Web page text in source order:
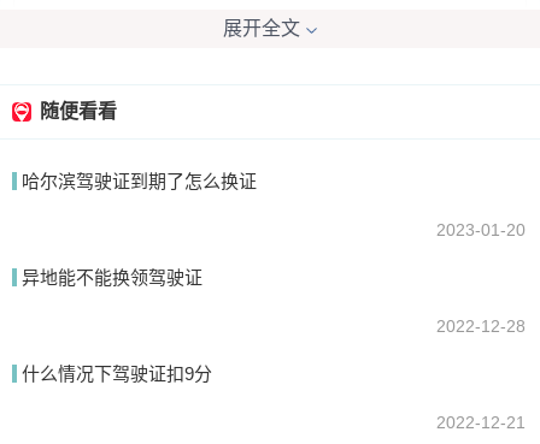
提交
展开全文
随便看看
哈尔滨驾驶证到期了怎么换证
2023-01-20
异地能不能换领驾驶证
2022-12-28
什么情况下驾驶证扣9分
2022-12-21